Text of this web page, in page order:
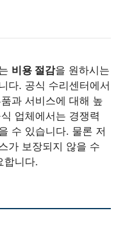
비용 절감을 원하시는
다. 공식 수리센터에서
과 서비스에 대해 높
업체에서는 경쟁력
수 있습니다. 물론 저
가 보장되지 않을 수
합니다.